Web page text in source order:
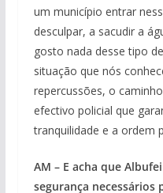
um município entrar
desculpar, a sacudir a
gosto nada desse tipo
situação que nós
repercussões, o
efectivo policial que
tranquilidade e a ordem
AM – E acha que
segurança necessários